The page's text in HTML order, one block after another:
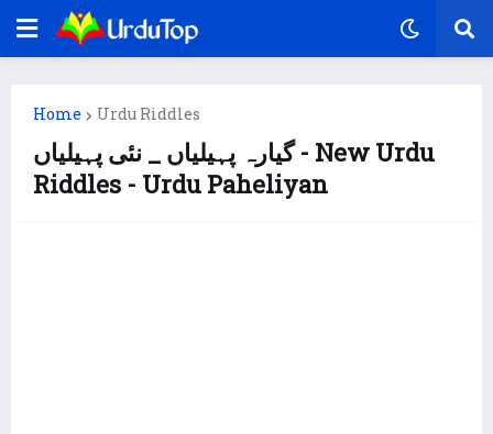
Home Urdu Riddles
گیارہ پہیلیاں _ نئی پہیلیاں - New Urdu
Riddles - Urdu Paheliyan